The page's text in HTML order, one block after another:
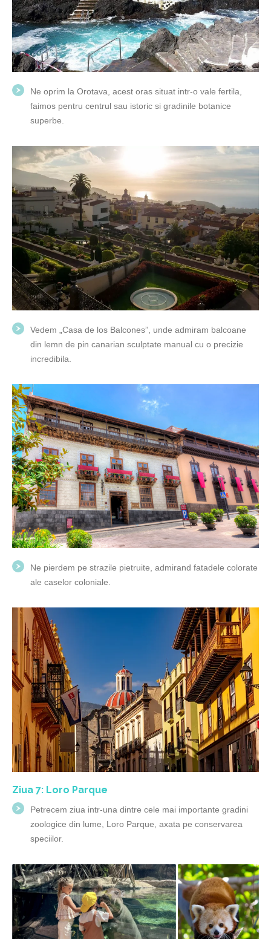
Ne oprim la Orotava, acest oras situat intr-o vale fertila,
faimos pentru centrul sau istoric si gradinile botanice
superbe.
Vedem „Casa de los Balcones”, unde admiram balcoane
din lemn de pin canarian sculptate manual cu o precizie
incredibila.
Ne pierdem pe strazile pietruite, admirand fatadele colorate
ale caselor coloniale.
Ziua 7: Loro Parque
Petrecem ziua intr-una dintre cele mai importante gradini
zoologice din lume, Loro Parque, axata pe conservarea
speciilor.